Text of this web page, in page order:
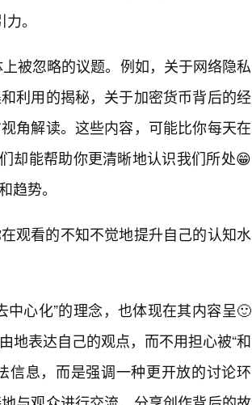
。
被忽略的议题。例如，关于网络隐私
利用的揭秘，关于加密货币背后的经
角解读。这些内容，可能比你每天在
却能帮助你更清晰地认识我们所处😁
趋势。
观看的不知不觉地提升自己的认知水
中心化”的理念，也体现在其内容呈🙂
地表达自己的观点，而不用担心被“和
信息，而是强调一种更开放的讨论环